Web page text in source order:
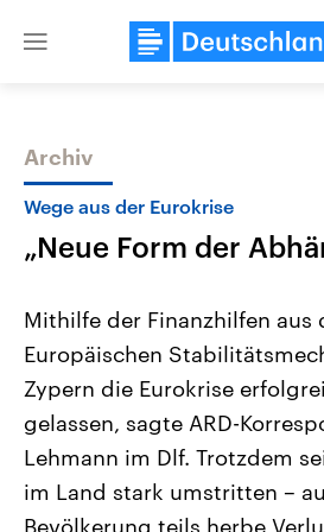
Close
Themen
Landtagswahl Sachsen-Anhalt
2026
Alle Informationen
Sachsen-Anhalt wählt am 6.
September 2026 einen neuen
Bundesland von einer Koalition aus
Archiv
Wege aus der Eurokrise
„Neue Form der
Mithilfe der Finanzhilfen aus
Europäischen
Zypern die Eurokrise
gelassen, sagte ARD-
Lehmann im Dlf. Trotzdem
im Land stark umstritten –
Bevölkerung teils herbe